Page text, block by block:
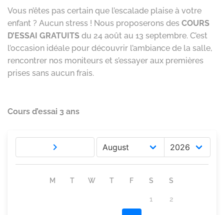
Vous n’êtes pas certain que l’escalade plaise à votre
enfant ? Aucun stress ! Nous proposerons des COURS
D’ESSAI GRATUITS du 24 août au 13 septembre. C’est
l’occasion idéale pour découvrir l’ambiance de la salle,
rencontrer nos moniteurs et s’essayer aux premières
prises sans aucun frais.
Cours d’essai 3 ans